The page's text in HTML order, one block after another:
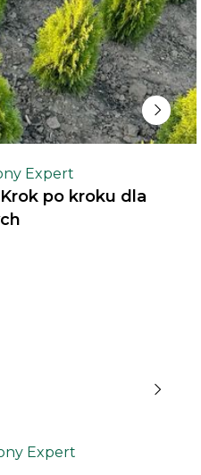
Expert
po kroku dla
Expert